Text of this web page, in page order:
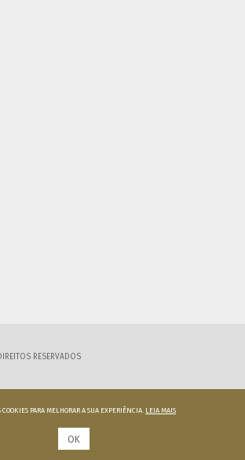
RESERVADOS
PARA MELHORAR A SUA EXPERIÊNCIA. LEIA MAIS
OK